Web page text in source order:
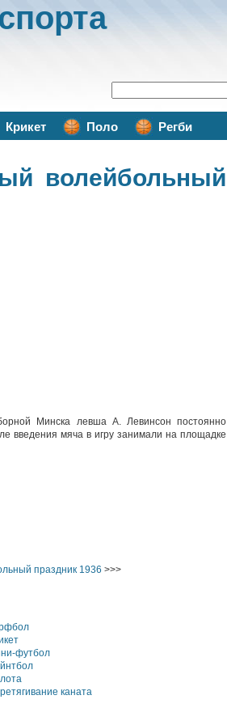
Крикет Поло Регби
волейбольный
Минска левша А. Левинсон постоянно
введения мяча в игру занимали на площадке
праздник 1936 >>>
футбол
каната